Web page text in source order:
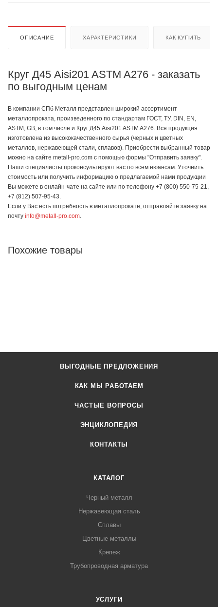
ОПИСАНИЕ ХАРАКТЕРИСТИКИ КАК КУПИТЬ
Круг Д45 Aisi201 ASTM A276 - заказать
по выгодным ценам
В компании СПб Металл представлен широкий ассортимент
металлопроката, произведенного по стандартам ГОСТ, ТУ, DIN, EN,
ASTM, GB, в том числе и Круг Д45 Aisi201 ASTM A276. Вся продукция
изготовлена из высококачественного сырья (черных и цветных
металлов, нержавеющей стали, сплавов). Приобрести выбранный товар
можно на сайте metall-pro.com с помощью формы "Отправить заявку".
Наши специалисты проконсультируют вас по всем нюансам. Уточнить
стоимость или получить информацию о предлагаемой нами продукции
Вы можете в онлайн-чате на сайте или по телефону +7 (800) 550-75-21,
+7 (812) 507-95-43.
Если у Вас есть потребность в металлопрокате, отправляйте заявку на
почту info@metall-pro.com
Похожие товары
ВЫГОДНЫЕ ПРЕДЛОЖЕНИЯ
КАК МЫ РАБОТАЕМ
ЧАСТЫЕ ВОПРОСЫ
ЭНЦИКЛОПЕДИЯ
КОНТАКТЫ
КАТАЛОГ
Черный металл
Нержавеющая сталь
Сплавы
Цветные металлы
Крепеж
Трубопроводная арматура
УСЛУГИ